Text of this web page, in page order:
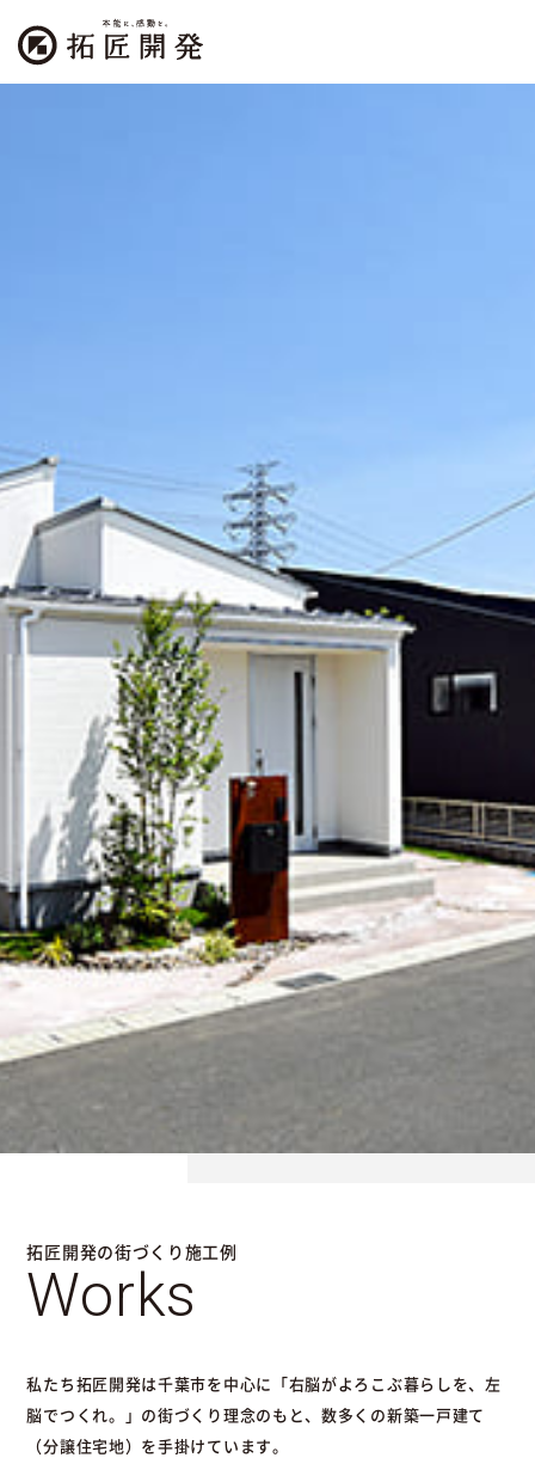
拓匠開発の街づくり施工例
Works
私たち拓匠開発は千葉市を中心に「右脳がよろこぶ暮らしを、左
脳でつくれ。」の街づくり理念のもと、数多くの新築一戸建て
（分譲住宅地）を手掛けています。